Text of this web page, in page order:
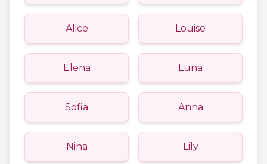
Alice Louise
Elena Luna
Sofia Anna
Nina Lily